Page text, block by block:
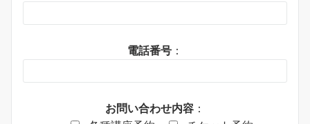
電話番号 ：
お問い合わせ内容 ：